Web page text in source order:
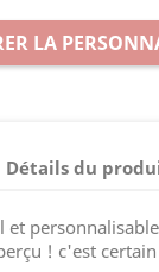
LA
Détails du
et
! c'est certain